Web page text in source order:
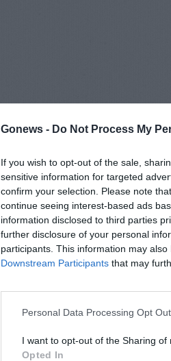
Gonews - Do Not Process My
If you wish to opt-out of the sale,
sensitive information for targeted
confirm your selection. Please note
continue seeing interest-based ads
information disclosed to third parties
further disclosure of your personal
participants. This information may
Downstream Participants that may
Personal Data Processing Opt
I want to opt-out of the Sharing of
Opted In